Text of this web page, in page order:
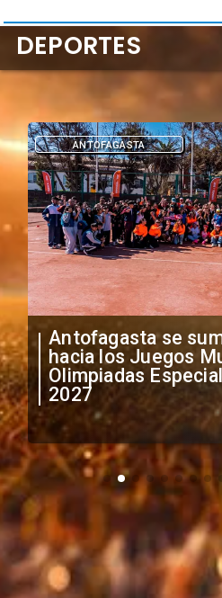
"Falta de
anuncia medidas
irregular de
extranjeros
DEPORTES
DEPORTES